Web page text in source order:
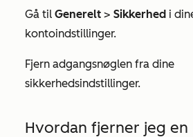
Gå til Generelt > Sikkerhed i
kontoindstillinger.
Fjern adgangsnøglen fra dine
sikkerhedsindstillinger.
Hvordan fjerner jeg en